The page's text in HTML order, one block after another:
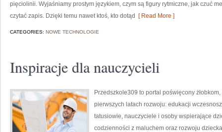
pięciolinii. Wyjaśniamy prostym językiem, czym są figury rytmiczne, jak czuć
czytać zapis. Dzięki temu nawet ktoś, kto dotąd
[ Read More ]
CATEGORIES: NOWE TECHNOLOGIE
Inspiracje dla nauczycieli
Przedszkole309 to portal poświęcony
pierwszych latach rozwoju: edukacji
tatusiowie, nauczyciele i osoby wspierające
codzienności z maluchem oraz rozwoju